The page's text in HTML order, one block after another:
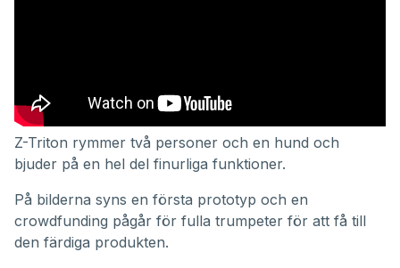
Z-Triton rymmer två personer och en hund och
bjuder på en hel del finurliga funktioner.
På bilderna syns en första prototyp och en
crowdfunding pågår för fulla trumpeter för att få till
den färdiga produkten.